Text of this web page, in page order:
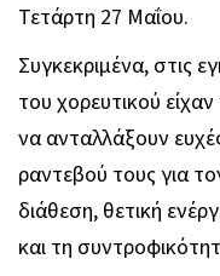
Τετάρτη 27 Μαΐου.
Συγκεκριμένα, στις
του χορευτικού
να ανταλλάξουν
ραντεβού τους για
διάθεση, θετική
και τη